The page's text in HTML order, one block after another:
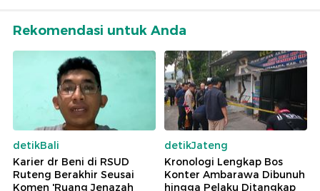
Rekomendasi untuk Anda
detikBali
Karier dr Beni di RSUD
Ruteng Berakhir Seusai
Komen 'Ruang Jenazah
detikJateng
Kronologi Lengkap Bos
Konter Ambarawa Dibunuh
hingga Pelaku Ditangkap